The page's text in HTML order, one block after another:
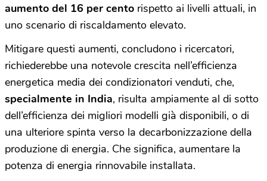
aumento del 16 per cento rispetto ai livelli attuali, in
uno scenario di riscaldamento elevato.
Mitigare questi aumenti, concludono i ricercatori,
richiederebbe una notevole crescita nell’efficienza
energetica media dei condizionatori venduti, che,
specialmente in India, risulta ampiamente al di sotto
dell’efficienza dei migliori modelli già disponibili, o di
una ulteriore spinta verso la decarbonizzazione della
produzione di energia. Che significa, aumentare la
potenza di energia rinnovabile installata.